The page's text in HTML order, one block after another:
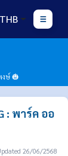
THB
งษ์ 🎃
: พาร์ค ออ
26/06/2568